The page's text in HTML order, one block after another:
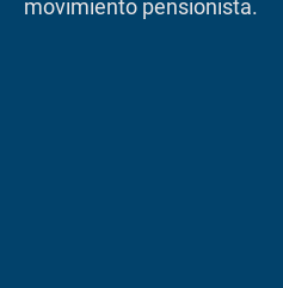
movimiento pensionista.